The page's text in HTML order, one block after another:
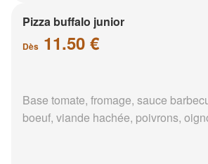
Pizza buffalo junior
Dès 11.50 €
Base tomate, fromage, sauce
boeuf, viande hachée, poivrons,